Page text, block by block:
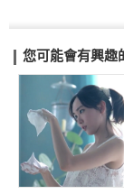
您可能會有興趣